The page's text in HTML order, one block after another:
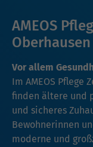
AMEOS
Oberhausen
Vor allem
Im AMEOS Pflege
finden ältere und
und sicheres
Bewohnerinnen
moderne und